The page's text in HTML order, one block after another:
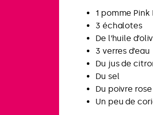
1 pomme Pink
3 échalotes
De l’huile
3 verres d’eau
Du jus de
Du sel
Du poivre rose
Un peu de